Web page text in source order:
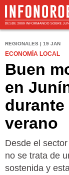
REGIONALES | 19 JAN
ECONOMÍA LOCAL
Buen
en
durante
verano
Desde el
no se trata de
sostenida y